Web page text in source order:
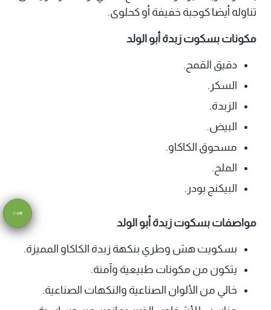
تناوله أيضا كوجبة خفيفة أو كحلوى.
مكونات بسكوت زبدة أبو الولد
دقيق القمح.
السكر.
الزبدة.
البيض.
مسحوق الكاكاو.
الملح.
البيكنج بودر.
مواصفات بسكوت زبدة أبو الولد
بسكويت هش وطري بنكهة زبدة الكاكاو المميزة.
يتكون من مكونات طبيعية وآمنة.
خالي من الألوان الصناعية والنكهات الصناعية.